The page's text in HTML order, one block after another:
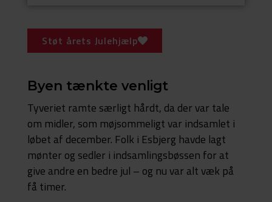
Støt årets Julehjælp
Byen tænkte venligt
Tyveriet ramte særligt hårdt, da der var tale
om midler, som møjsommeligt var indsamlet i
løbet af december. Folk i Esbjerg havde lagt
mønter og sedler i indsamlingsbøssen for at
give andre en bedre jul – og nu var alt væk på
få timer.